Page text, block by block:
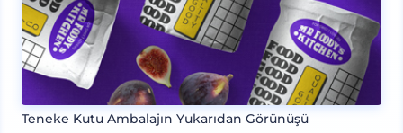
Teneke Kutu Ambalajın Yukarıdan Görünüşü